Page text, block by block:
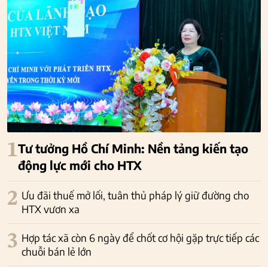
1Tư tưởng Hồ Chí Minh: Nền tảng kiến tạo
động lực mới cho HTX
2 Ưu đãi thuế mở lối, tuân thủ pháp lý giữ đường cho
HTX vươn xa
3 Hợp tác xã còn 6 ngày để chốt cơ hội gặp trực tiếp các
chuỗi bán lẻ lớn